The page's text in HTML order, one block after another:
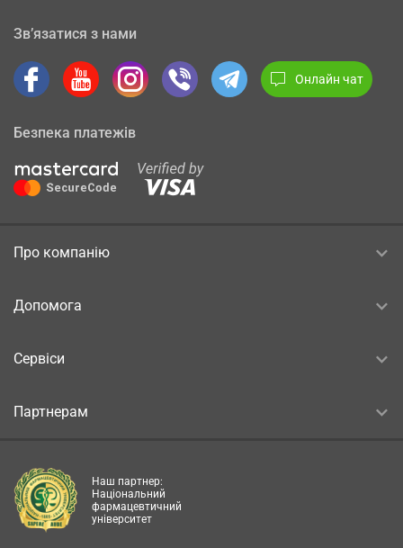
Зв’язатися з нами
Онлайн чат
Безпека платежів
Про компанію
Допомога
Сервіси
Партнерам
Наш партнер:
Національний
фармацевтичний
університет